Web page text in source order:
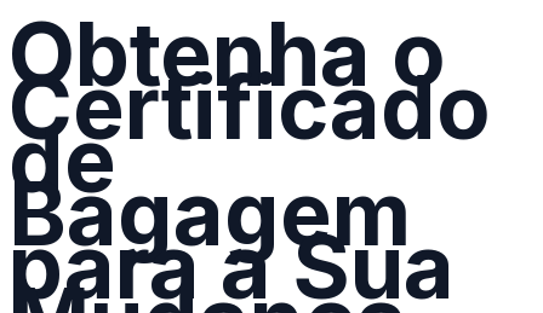
Obtenha o
Certificado
de
Bagagem
para a Sua